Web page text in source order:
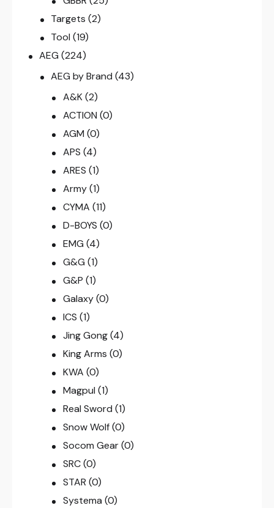
Targets (2)
Tool (19)
AEG (224)
AEG by Brand (43)
A&K (2)
ACTION (0)
AGM (0)
APS (4)
ARES (1)
Army (1)
CYMA (11)
D-BOYS (0)
EMG (4)
G&G (1)
G&P (1)
Galaxy (0)
ICS (1)
Jing Gong (4)
King Arms (0)
KWA (0)
Magpul (1)
Real Sword (1)
Snow Wolf (0)
Socom Gear (0)
SRC (0)
STAR (0)
Systema (0)